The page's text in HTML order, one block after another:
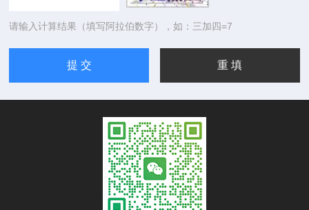
请输入计算结果（填写阿拉伯数字），如：三加四=7